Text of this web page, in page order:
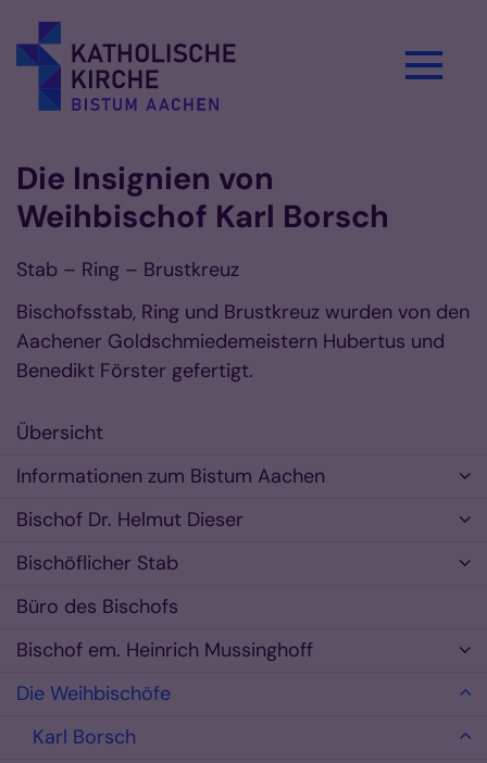
Die Insignien von
Weihbischof Karl Borsch
Stab – Ring – Brustkreuz
Bischofsstab, Ring und Brustkreuz wurden von den
Aachener Goldschmiedemeistern Hubertus und
Benedikt Förster gefertigt.
Übersicht
Informationen zum Bistum Aachen
Bischof Dr. Helmut Dieser
Bischöflicher Stab
Büro des Bischofs
Bischof em. Heinrich Mussinghoff
Die Weihbischöfe
Karl Borsch